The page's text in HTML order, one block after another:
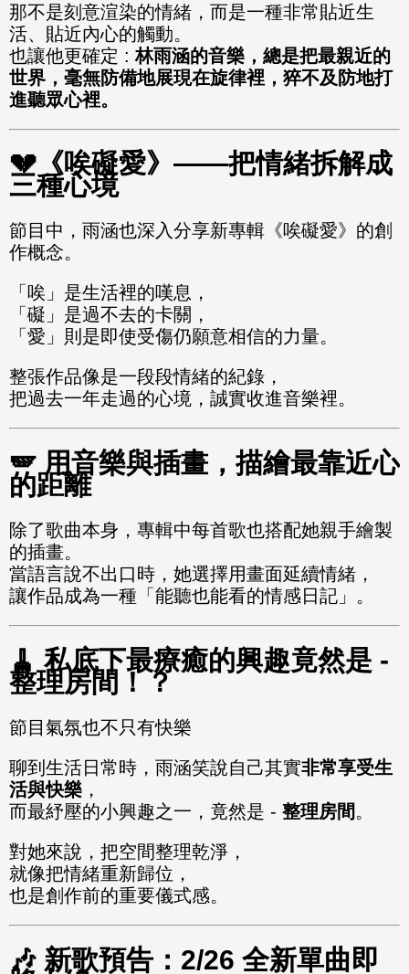
那不是刻意渲染的情緒，而是一種非常貼近生
活、貼近內心的觸動。
也讓他更確定 :林雨涵的音樂，總是把最親近的
世界，毫無防備地展現在旋律裡，猝不及防地打
進聽眾心裡。
💔《唉礙愛》——把情緒拆解成
三種心境
節目中，雨涵也深入分享新專輯《唉礙愛》的創
作概念。
「唉」是生活裡的嘆息，
「礙」是過不去的卡關，
「愛」則是即使受傷仍願意相信的力量。
整張作品像是一段段情緒的紀錄，
把過去一年走過的心境，誠實收進音樂裡。
🪽 用音樂與插畫，描繪最靠近心
的距離
除了歌曲本身，專輯中每首歌也搭配她親手繪製
的插畫。
當語言說不出口時，她選擇用畫面延續情緒，
讓作品成為一種「能聽也能看的情感日記」。
🧹 私底下最療癒的興趣竟然是 -
整理房間！？
節目氣氛也不只有快樂
聊到生活日常時，雨涵笑說自己其實非常享受生
活與快樂 ，
而最紓壓的小興趣之一，竟然是 - 整理房間 。
對她來說，把空間整理乾淨，
就像把情緒重新歸位，
也是創作前的重要儀式感。
🎶 新歌預告：2/26 全新單曲即